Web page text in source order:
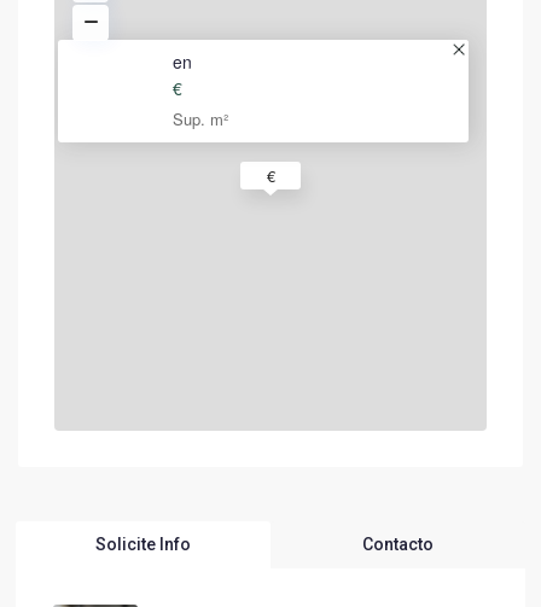
€
en
€
Sup. m²
Solicite Info Contacto